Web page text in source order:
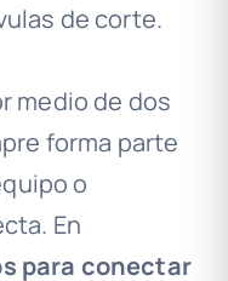
de corte.
medio de dos
forma parte
o
En
para conectar